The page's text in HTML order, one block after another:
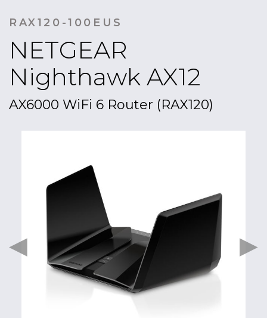
RAX120-100EUS
NETGEAR
Nighthawk AX12
AX6000 WiFi 6 Router (RAX120)